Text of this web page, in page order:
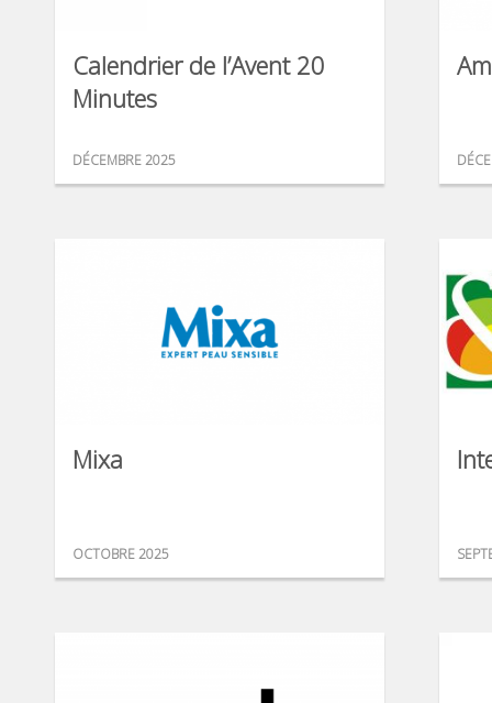
Calendrier de l’Avent 20
Minutes
DÉCEMBRE 2025
Mixa
OCTOBRE 2025